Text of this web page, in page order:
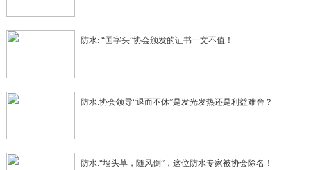
防水: “国字头”协会颁发的证书一文不值！
防水:协会领导“退而不休”是发光发热还是利益难舍？
防水:“墙头草，随风倒”，这位防水专家被协会除名！